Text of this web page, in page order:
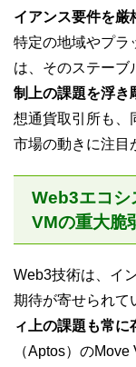
イアンス要件を厳
特定の地域やプラ
は、そのステーブ
制上の課題を浮き
想通貨取引所も、
市場の動きに注目
Web3エコ
VMの重大脆
Web3技術は、イ
期待が寄せられて
ィ上の課題も常に
（Aptos）の